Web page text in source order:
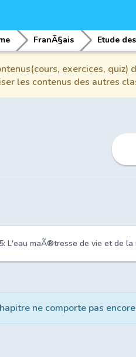
FranÃ§ais Etude
exercices,
les contenus des autres
L'eau maÃ®tresse de vie et de la
ne comporte pas